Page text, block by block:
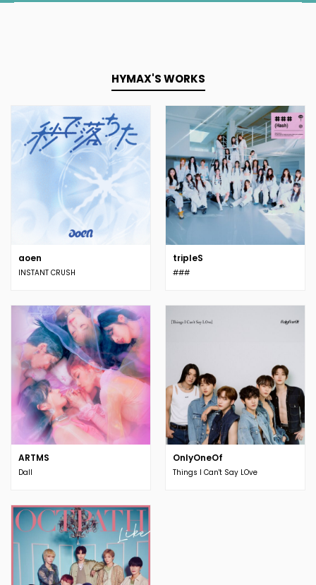
HYMAX'S WORKS
aoen
INSTANT CRUSH
tripleS
###
ARTMS
Dall
OnlyOneOf
Things I Can't Say LOve